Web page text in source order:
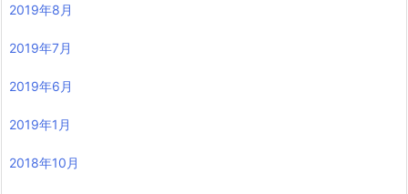
2019年8月
2019年7月
2019年6月
2019年1月
2018年10月